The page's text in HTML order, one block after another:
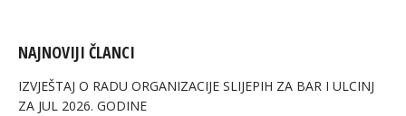
NAJNOVIJI ČLANCI
IZVJEŠTAJ O RADU ORGANIZACIJE SLIJEPIH ZA BAR I ULCINJ
ZA JUL 2026. GODINE